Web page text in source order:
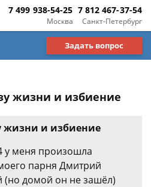
Москва
7 499 938-54-25
Санкт-Петербург
7 812 467-37-54
Задать вопрос
жизни и избиение
жизни и избиение
у меня произошла
парня Дмитрий
домой он не зашёл)